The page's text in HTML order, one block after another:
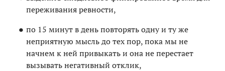
переживания ревности,
по 15 минут в день повторять одну и ту же
неприятную мысль до тех пор, пока мы не
начнем к ней привыкать и она не перестает
вызывать негативный отклик,